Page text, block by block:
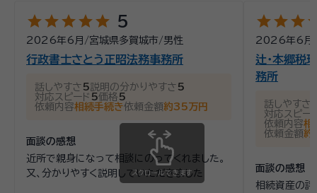
starstarstarstarstar 5
2026年6月 /宮城県多賀城市/男性
行政書士さとう正昭法務事務所
話しやすさ 5説明の分かりやすさ 5
対応スピード 5価格 5
依頼内容相続手続き依頼金額約35万円
面談の感想
近所で親身になって相談にのってくれました。
又、分かりやすく説明していただきました
starstarstar
2026年6月
辻・本郷税
務所
話しやすさ
対応スピー
依頼内容相
依頼金額約
面談の感想
相続資産の評
スクロールできます